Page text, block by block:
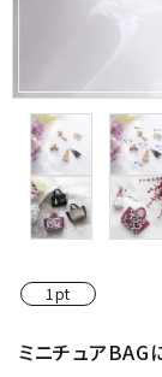
デコレーション材料
道具類
基本材料
1pt
ミニチュア